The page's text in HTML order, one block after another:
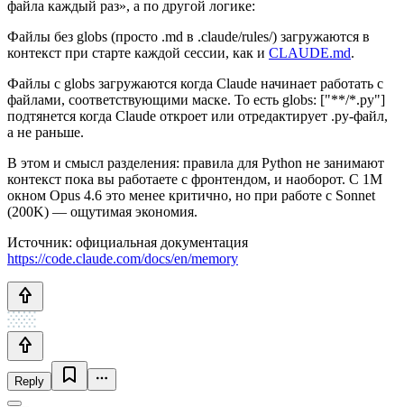
файла каждый раз», а по другой логике:
Файлы без globs (просто .md в .claude/rules/) загружаются в
контекст при старте каждой сессии, как и CLAUDE.md.
Файлы с globs загружаются когда Claude начинает работать с
файлами, соответствующими маске. То есть globs: ["**/*.py"]
подтянется когда Claude откроет или отредактирует .py-файл,
а не раньше.
В этом и смысл разделения: правила для Python не занимают
контекст пока вы работаете с фронтендом, и наоборот. С 1M
окном Opus 4.6 это менее критично, но при работе с Sonnet
(200K) — ощутимая экономия.
Источник: официальная документация
https://code.claude.com/docs/en/memory
Reply